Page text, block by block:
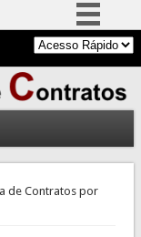
BR
à informação
Canais
de Contratos por